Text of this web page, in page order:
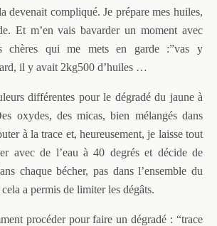
devenait compliqué. Je prépare mes huiles,
Et m’en vais bavarder un moment avec
chères qui me mets en garde :”vas y
il y avait 2kg500 d’huiles …
différentes pour le dégradé du jaune à
oxydes, des micas, bien mélangés dans
à la trace et, heureusement, je laisse tout
avec de l’eau à 40 degrés et décide de
chaque bécher, pas dans l’ensemble du
a permis de limiter les dégâts.
procéder pour faire un dégradé : “trace